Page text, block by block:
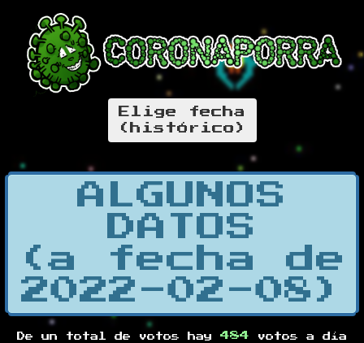
Elige fecha
(histórico)
ALGUNOS
DATOS
(a fecha de
2022-02-08)
De un total de votos hay 484 votos a día